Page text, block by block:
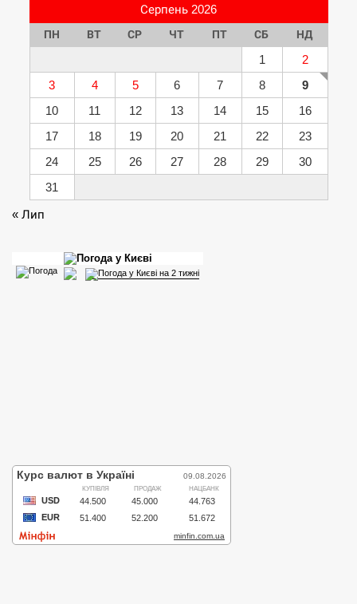
Серпень 2026
ПН ВТ СР ЧТ ПТ СБ НД
1
2
3
4 5 6 7 8
9
10
11 12 13 14 15
16
17
18 19 20 21 22
23
24
25 26 27 28 29
30
31
« Лип